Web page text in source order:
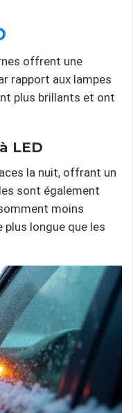
offrent une
rapport aux lampes
plus brillants et ont
LED
la nuit, offrant un
sont également
moins
plus longue que les